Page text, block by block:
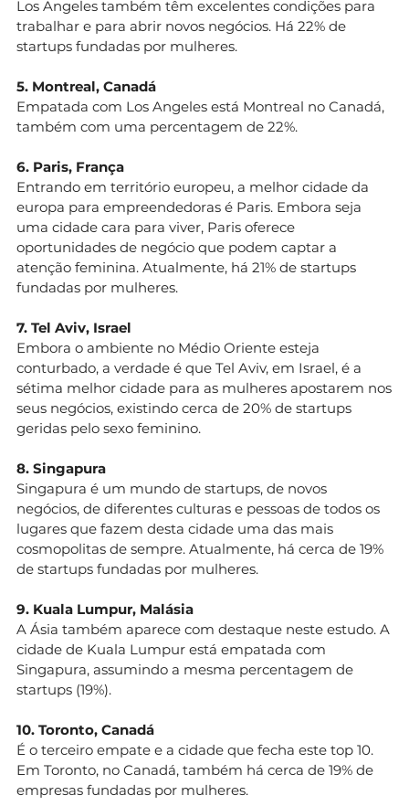
Los Angeles também têm excelentes condições para
trabalhar e para abrir novos negócios. Há 22% de
startups fundadas por mulheres.
5. Montreal, Canadá
Empatada com Los Angeles está Montreal no Canadá,
também com uma percentagem de 22%.
6. Paris, França
Entrando em território europeu, a melhor cidade da
europa para empreendedoras é Paris. Embora seja
uma cidade cara para viver, Paris oferece
oportunidades de negócio que podem captar a
atenção feminina. Atualmente, há 21% de startups
fundadas por mulheres.
7. Tel Aviv, Israel
Embora o ambiente no Médio Oriente esteja
conturbado, a verdade é que Tel Aviv, em Israel, é a
sétima melhor cidade para as mulheres apostarem nos
seus negócios, existindo cerca de 20% de startups
geridas pelo sexo feminino.
8. Singapura
Singapura é um mundo de startups, de novos
negócios, de diferentes culturas e pessoas de todos os
lugares que fazem desta cidade uma das mais
cosmopolitas de sempre. Atualmente, há cerca de 19%
de startups fundadas por mulheres.
9. Kuala Lumpur, Malásia
A Ásia também aparece com destaque neste estudo. A
cidade de Kuala Lumpur está empatada com
Singapura, assumindo a mesma percentagem de
startups (19%).
10. Toronto, Canadá
É o terceiro empate e a cidade que fecha este top 10.
Em Toronto, no Canadá, também há cerca de 19% de
empresas fundadas por mulheres.